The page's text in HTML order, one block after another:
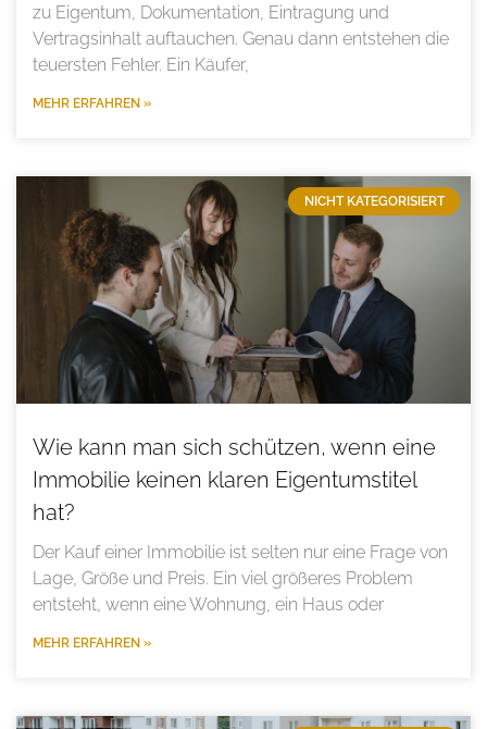
zu Eigentum, Dokumentation, Eintragung und
Vertragsinhalt auftauchen. Genau dann entstehen die
teuersten Fehler. Ein Käufer,
MEHR ERFAHREN »
NICHT KATEGORISIERT
Wie kann man sich schützen, wenn eine
Immobilie keinen klaren Eigentumstitel
hat?
Der Kauf einer Immobilie ist selten nur eine Frage von
Lage, Größe und Preis. Ein viel größeres Problem
entsteht, wenn eine Wohnung, ein Haus oder
MEHR ERFAHREN »